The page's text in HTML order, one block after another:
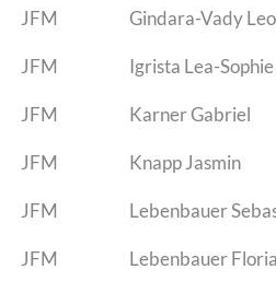
JFM Gindara-Vady
JFM Igrista Lea-Sophie
JFM Karner Gabriel
JFM Knapp Jasmin
JFM Lebenbauer
JFM Lebenbauer